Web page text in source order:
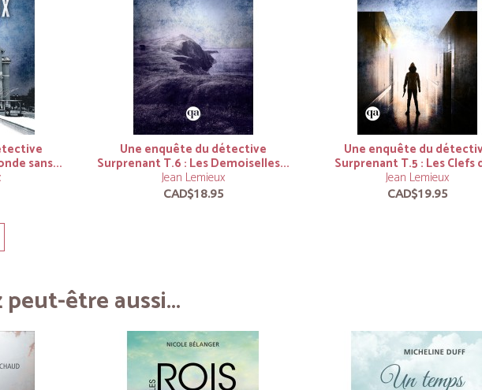
sans...
Une enquête du détective
Surprenant T.6 : Les Demoiselles...
Jean Lemieux
CAD$18.95
Une enquête du
Surprenant T.5 : Les Clefs
Jean Lemieux
CAD$19.95
être aussi...